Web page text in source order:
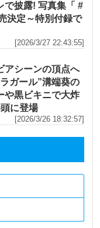
で披露! 写真集「 #
決定～特別付録で
[2026/3/27 22:43:55]
アシーンの頂点へ
ガール”溝端葵の
や黒ビキニで大炸
に登場
[2026/3/26 18:32:57]